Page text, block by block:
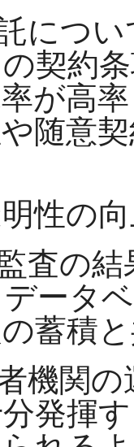
につ
契約
が高
随意
性の
査の
ータ
蓄積
機関
発揮